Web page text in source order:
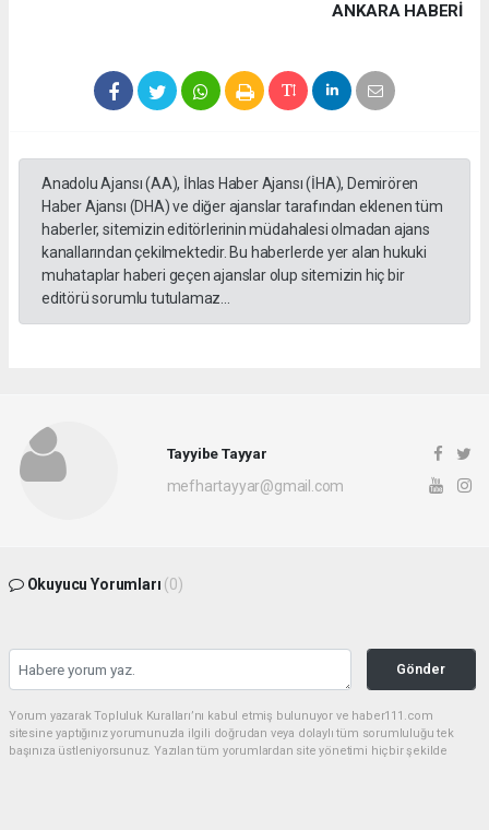
ANKARA HABERİ
Anadolu Ajansı (AA), İhlas Haber Ajansı (İHA), Demirören
Haber Ajansı (DHA) ve diğer ajanslar tarafından eklenen tüm
haberler, sitemizin editörlerinin müdahalesi olmadan ajans
kanallarından çekilmektedir. Bu haberlerde yer alan hukuki
muhataplar haberi geçen ajanslar olup sitemizin hiç bir
editörü sorumlu tutulamaz...
Tayyibe Tayyar
mefhartayyar@gmail.com
Okuyucu Yorumları (0)
Gönder
Yorum yazarak Topluluk Kuralları’nı kabul etmiş bulunuyor ve haber111.com
sitesine yaptığınız yorumunuzla ilgili doğrudan veya dolaylı tüm sorumluluğu tek
başınıza üstleniyorsunuz. Yazılan tüm yorumlardan site yönetimi hiçbir şekilde